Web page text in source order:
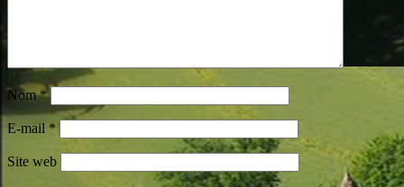
Nom*
E-mail *
Site web